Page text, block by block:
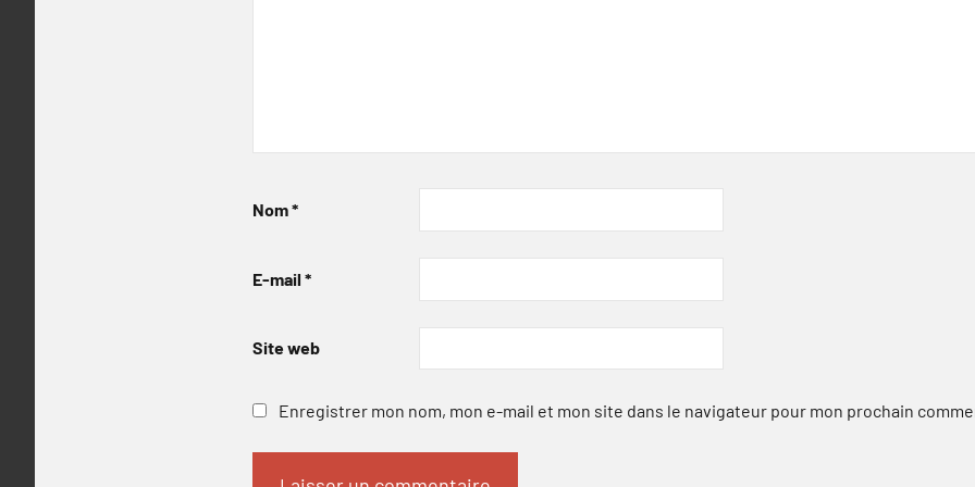
Nom*
E-mail *
Site web
Enregistrer mon nom, mon e-mail et mon site dans le navigateur pour mon prochain